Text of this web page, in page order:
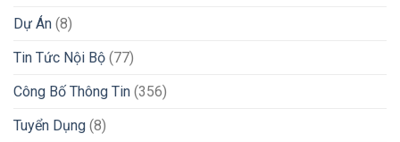
Dự Án (8)
Tin Tức Nội Bộ (77)
Công Bố Thông Tin (356)
Tuyển Dụng (8)